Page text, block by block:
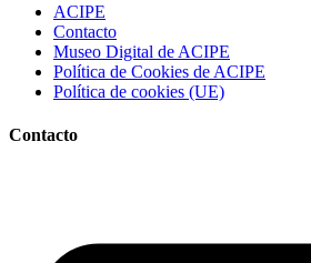
ACIPE
Contacto
Museo Digital de ACIPE
Política de Cookies de ACIPE
Política de cookies (UE)
Contacto